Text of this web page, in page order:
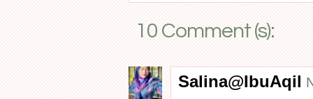
10 Comment (s):
Salina@IbuAqil